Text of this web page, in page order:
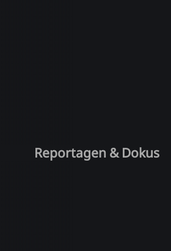
Reportagen & Dokus